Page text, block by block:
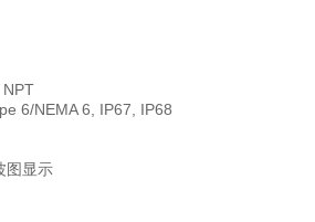
6/NEMA 6, IP67, IP68
图显示